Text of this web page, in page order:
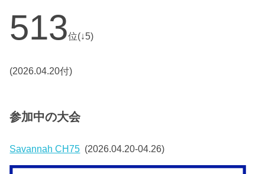
513位(↓5)
(2026.04.20付)
参加中の大会
Savannah CH75 (2026.04.20-04.26)